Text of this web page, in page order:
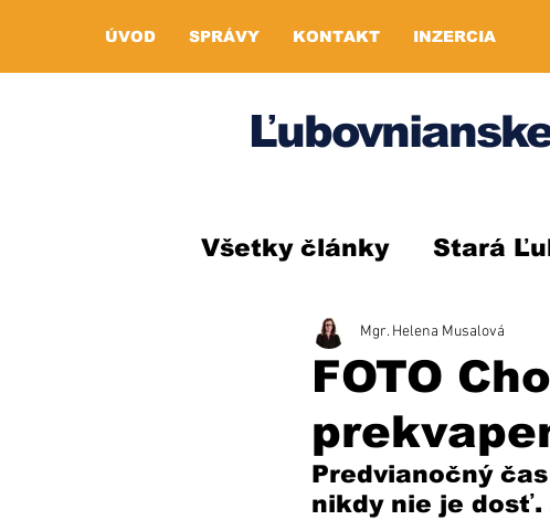
ÚVOD SPRÁVY KONTAKT INZERCIA
Všetky články Stará
FOTO
Mgr. Helena Musalová
Predvianočný
nikdy nie je dosť.